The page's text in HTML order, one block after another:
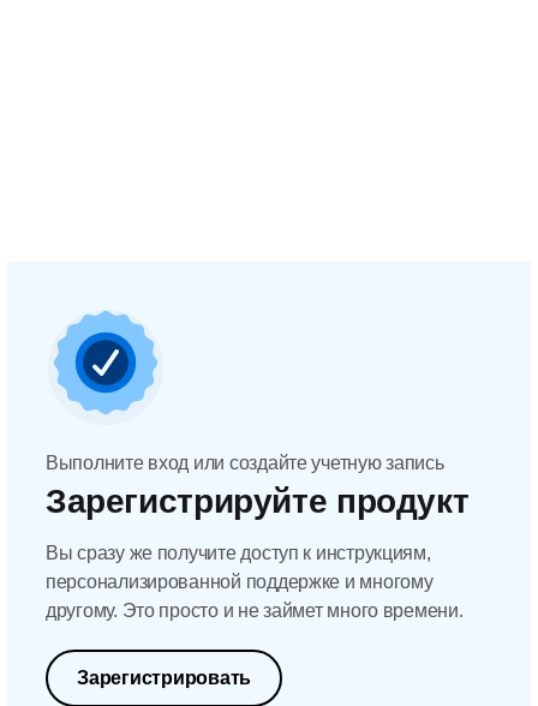
Выполните вход или создайте учетную запись
Зарегистрируйте продукт
Вы сразу же получите доступ к инструкциям,
персонализированной поддержке и многому
другому. Это просто и не займет много времени.
Зарегистрировать